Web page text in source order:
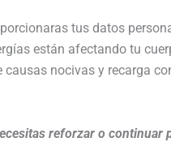
tus datos
están afectando tu
causas nocivas y recarga
reforzar o